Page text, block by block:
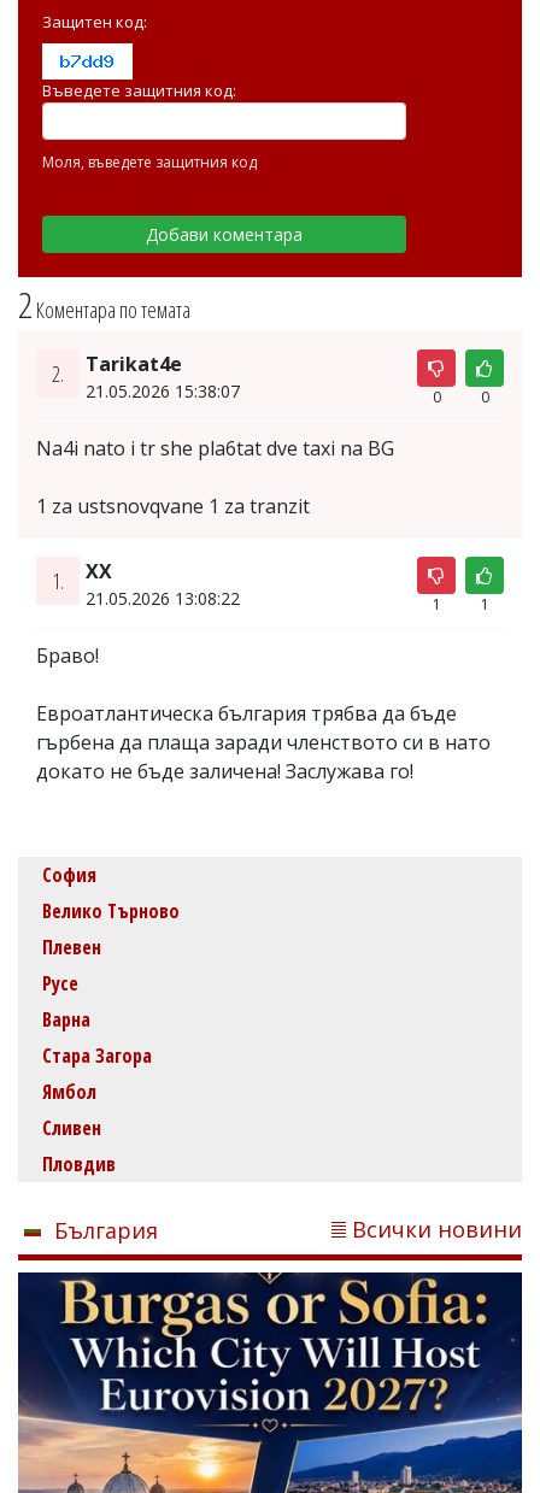
2 Коментара по темата
2. Tarikat4e
21.05.2026 15:38:07 0 0
Na4i nato i tr she pla6tat dve taxi na BG
1 za ustsnovqvane 1 za tranzit
1. XX
21.05.2026 13:08:22 1 1
Браво!
Евроатлантическа българия трябва да бъде
гърбена да плаща заради членството си в нато
докато не бъде заличена! Заслужава го!
Защитен код:
Въведете защитния код:
Моля, въведете защитния код
София
Велико Търново
Плевен
Русе
Варна
Стара Загора
Ямбол
Сливен
Пловдив
България Всички новини